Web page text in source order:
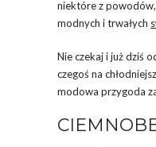
niektóre z
modnych i trwałych
Nie czekaj i już dziś
czegoś na
modowa przygoda